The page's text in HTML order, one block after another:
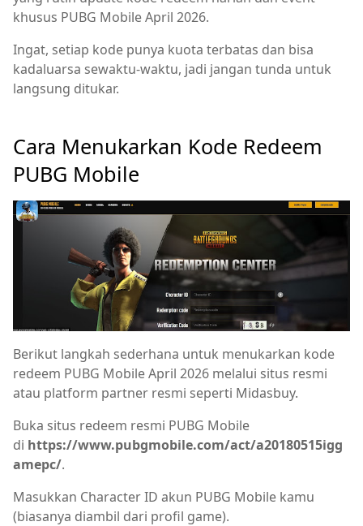
khusus PUBG Mobile April 2026.
Ingat, setiap kode punya kuota terbatas dan bisa
kadaluarsa sewaktu‑waktu, jadi jangan tunda untuk
langsung ditukar.
Cara Menukarkan Kode Redeem
PUBG Mobile
Berikut langkah sederhana untuk menukarkan kode
redeem PUBG Mobile April 2026 melalui situs resmi
atau platform partner resmi seperti Midasbuy.
Buka situs redeem resmi PUBG Mobile
di https://www.pubgmobile.com/act/a20180515igg
amepc/.
Masukkan Character ID akun PUBG Mobile kamu
(biasanya diambil dari profil game).